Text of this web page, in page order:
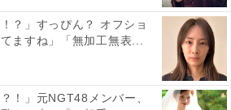
？」すっぴん？ オフショ
ますね」「無加工無表...
！」元NGT48メンバー、